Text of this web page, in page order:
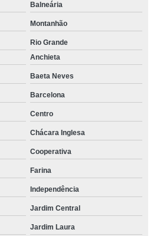
Balneária
Montanhão
Rio Grande
Anchieta
Baeta Neves
Barcelona
Centro
Chácara Inglesa
Cooperativa
Farina
Independência
Jardim Central
Jardim Laura